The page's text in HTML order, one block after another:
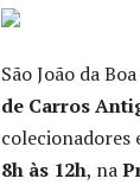
São João da
de Carros
colecionadores
8h às 12h, na